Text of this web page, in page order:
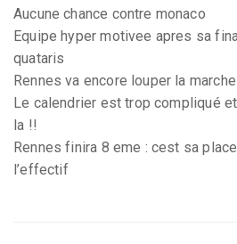
Aucune chance contre monaco
Equipe hyper motivee apres sa
quataris
Rennes va encore louper la
Le calendrier est trop compliqué et
la !!
Rennes finira 8 eme : cest sa
l’effectif